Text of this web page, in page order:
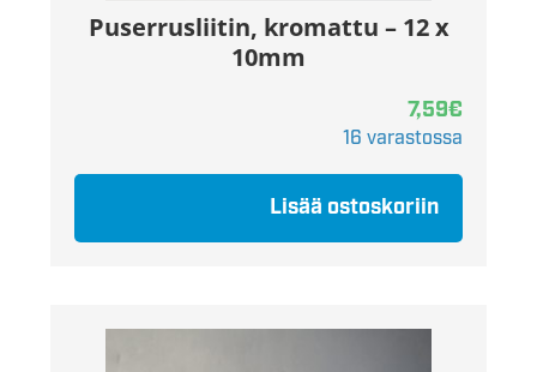
Puserrusliitin, kromattu – 12 x
10mm
7,59€
16 varastossa
Lisää ostoskoriin